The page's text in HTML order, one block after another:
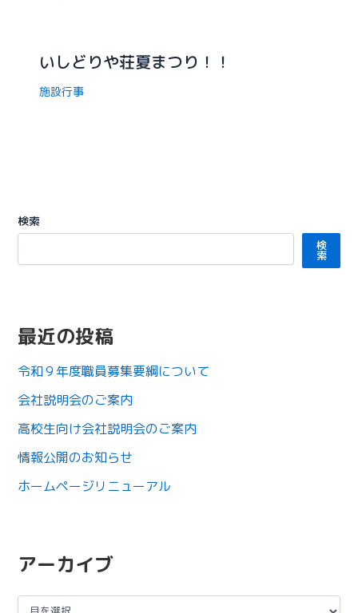
いしどりや荘夏まつり！！
施設行事
検索
検
索
最近の投稿
令和９年度職員募集要綱について
会社説明会のご案内
高校生向け会社説明会のご案内
情報公開のお知らせ
ホームページリニューアル
アーカイブ